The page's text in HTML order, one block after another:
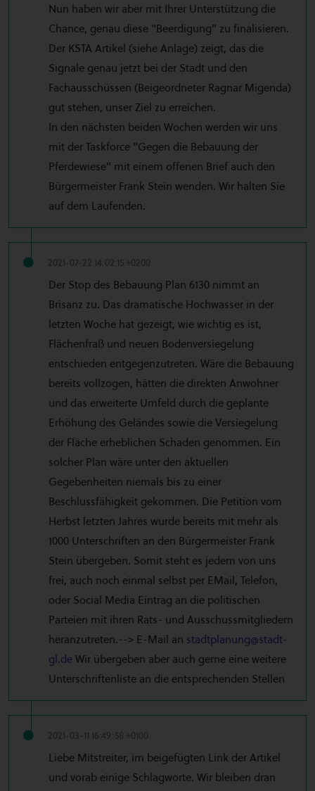
Nun haben wir aber mit Ihrer Unterstützung die
Chance, genau diese "Beerdigung" zu finalisieren.
Der KSTA Artikel (siehe Anlage) zeigt, das die
Signale genau jetzt bei der Stadt und den
Fachausschüssen (Beigeordneter Ragnar Migenda)
gut stehen, unser Ziel zu erreichen.
In den nächsten beiden Wochen werden wir uns
mit der Taskforce "Gegen die Bebauung der
Pferdewiese" mit einem offenen Brief auch den
Bürgermeister Frank Stein wenden. Wir halten Sie
auf dem Laufenden.
2021-07-22 14:02:15 +0200
Der Stop des Bebauung Plan 6130 nimmt an
Brisanz zu. Das dramatische Hochwasser in der
letzten Woche hat gezeigt, wie wichtig es ist,
Flächenfraß und neuen Bodenversiegelung
entschieden entgegenzutreten. Wäre die Bebauung
bereits vollzogen, hätten die direkten Anwohner
und das erweiterte Umfeld durch die geplante
Erhöhung des Geländes sowie die Versiegelung
der Fläche erheblichen Schaden genommen. Ein
solcher Plan wäre unter den aktuellen
Gegebenheiten niemals bis zu einer
Beschlussfähigkeit gekommen. Die Petition vom
Herbst letzten Jahres wurde bereits mit mehr als
1000 Unterschriften an den Bürgermeister Frank
Stein übergeben. Somit steht es jedem von uns
frei, auch noch einmal selbst per EMail, Telefon,
oder Social Media Eintrag an die politischen
Parteien mit ihren Rats- und Ausschussmitgliedern
heranzutreten.--> E-Mail an stadtplanung@stadt-
gl.deWir übergeben aber auch gerne eine weitere
Unterschriftenliste an die entsprechenden Stellen
2021-03-11 16:49:58 +0100
Liebe Mitstreiter, im beigefügten Link der Artikel
und vorab einige Schlagworte. Wir bleiben dran